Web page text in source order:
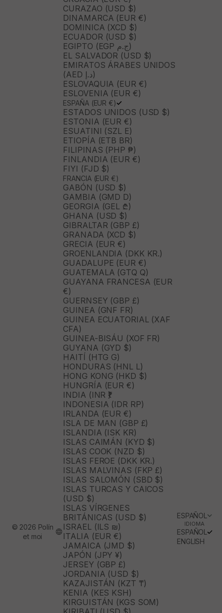
CURAZAO (USD $)
DINAMARCA (EUR €)
DOMINICA (XCD $)
ECUADOR (USD $)
EGIPTO (EGP ج.م)
EL SALVADOR (USD $)
EMIRATOS ÁRABES UNIDOS
(AED د.إ)
ESLOVAQUIA (EUR €)
ESLOVENIA (EUR €)
ESPAÑA (EUR €)
ESTADOS UNIDOS (USD $)
ESTONIA (EUR €)
ESUATINI (SZL E)
ETIOPÍA (ETB BR)
FILIPINAS (PHP ₱)
FINLANDIA (EUR €)
FIYI (FJD $)
FRANCIA (EUR €)
GABÓN (USD $)
GAMBIA (GMD D)
GEORGIA (GEL ₾)
GHANA (USD $)
GIBRALTAR (GBP £)
GRANADA (XCD $)
GRECIA (EUR €)
GROENLANDIA (DKK KR.)
GUADALUPE (EUR €)
GUATEMALA (GTQ Q)
GUAYANA FRANCESA (EUR
€)
GUERNSEY (GBP £)
GUINEA (GNF FR)
GUINEA ECUATORIAL (XAF
CFA)
GUINEA-BISÁU (XOF FR)
GUYANA (GYD $)
HAITÍ (HTG G)
HONDURAS (HNL L)
HONG KONG (HKD $)
HUNGRÍA (EUR €)
INDIA (INR ₹)
INDONESIA (IDR RP)
IRLANDA (EUR €)
ISLA DE MAN (GBP £)
ISLANDIA (ISK KR)
ISLAS CAIMÁN (KYD $)
ISLAS COOK (NZD $)
ISLAS FEROE (DKK KR.)
ISLAS MALVINAS (FKP £)
ISLAS SALOMÓN (SBD $)
ISLAS TURCAS Y CAICOS
(USD $)
ISLAS VÍRGENES
BRITÁNICAS (USD $)
ISRAEL (ILS ₪)
ITALIA (EUR €)
JAMAICA (JMD $)
JAPÓN (JPY ¥)
JERSEY (GBP £)
JORDANIA (USD $)
KAZAJISTÁN (KZT ₸)
KENIA (KES KSH)
KIRGUISTÁN (KGS SOM)
ESPAÑOL
IDIOMA
ESPAÑOL
ENGLISH
© 2026 Polín
et moi